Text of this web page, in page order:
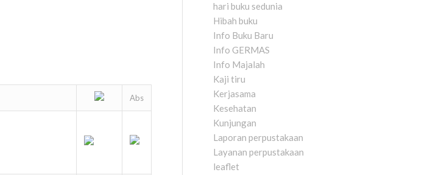
Abs
hari buku sedunia
Hibah buku
Info Buku Baru
Info GERMAS
Info Majalah
Kaji tiru
Kerjasama
Kesehatan
Kunjungan
Laporan perpustakaan
Layanan perpustakaan
leaflet